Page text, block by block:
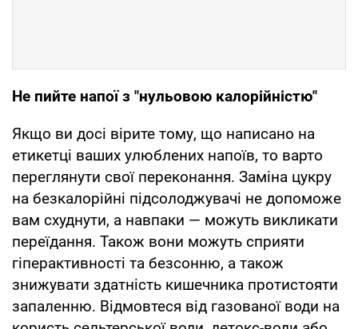
Не пийте напої з "нульовою калорійністю"
Якщо ви досі вірите тому, що написано на
етикетці ваших улюблених напоїв, то варто
переглянути свої переконання. Заміна цукру
на безкалорійні підсолоджувачі не допоможе
вам схуднути, а навпаки — можуть викликати
переїдання. Також вони можуть сприяти
гіперактивності та безсонню, а також
знижувати здатність кишечника протистояти
запаленню. Відмовтеся від газованої води на